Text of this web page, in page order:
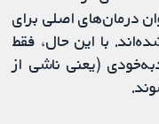
به عنوان درمان‌های اصلی برای
با این حال، فقط
(یعنی ناشی از